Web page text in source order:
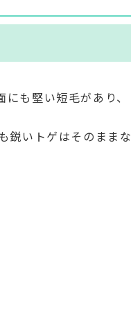
も堅い短毛があり、
鋭いトゲはそのままな